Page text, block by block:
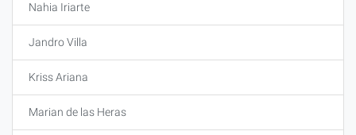
Nahia Iriarte
Jandro Villa
Kriss Ariana
Marian de las Heras